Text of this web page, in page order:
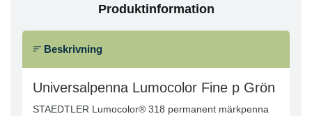
Produktinformation
Beskrivning
Universalpenna Lumocolor Fine p Grön
STAEDTLER Lumocolor® 318 permanent märkpenna